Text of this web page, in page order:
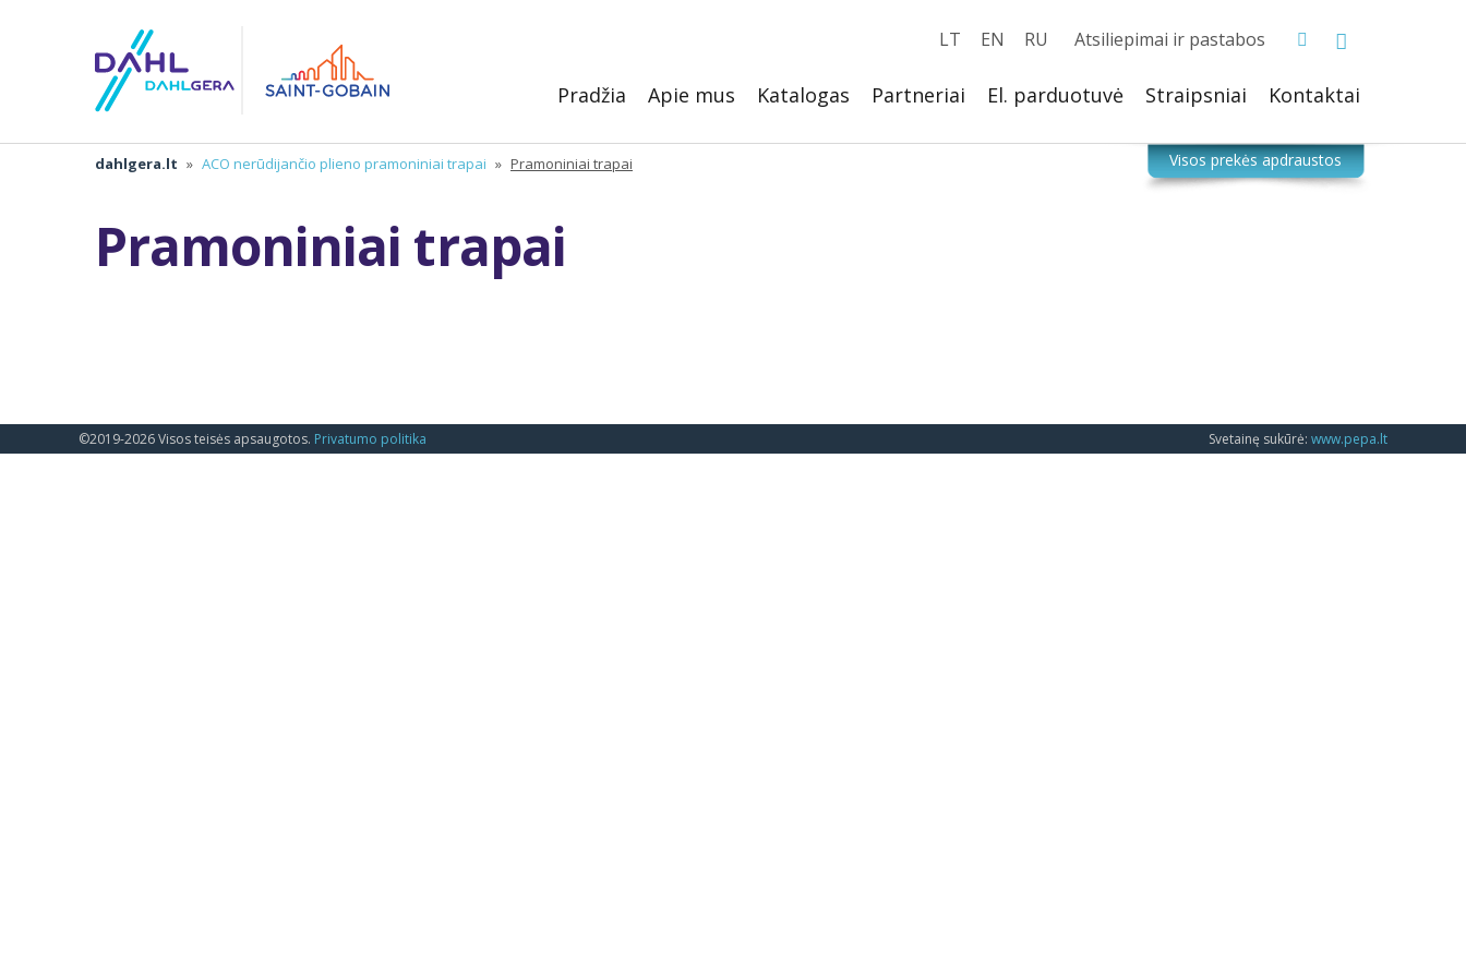
Atsiliepimai ir pastabos
LT EN RU
Pradžia Apie mus Katalogas Partneriai El. parduotuvė Straipsniai Kontaktai
dahlgera.lt » ACO nerūdijančio plieno pramoniniai trapai » Pramoniniai trapai
Pramoniniai trapai
©2019-2026 Visos teisės apsaugotos. Privatumo politika Svetainę sukūrė: www.pepa.lt